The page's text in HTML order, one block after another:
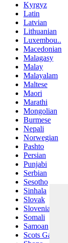
Kyrgyz
Latin
Latvian
Lithuanian
Luxembou..
Macedonian
Malagasy
Malay
Malayalam
Maltese
Maori
Marathi
Mongolian
Burmese
Nepali
Norwegian
Pashto
Persian
Punjabi
Serbian
Sesotho
Sinhala
Slovak
Slovenian
Somali
Samoan
Scots Gaelic